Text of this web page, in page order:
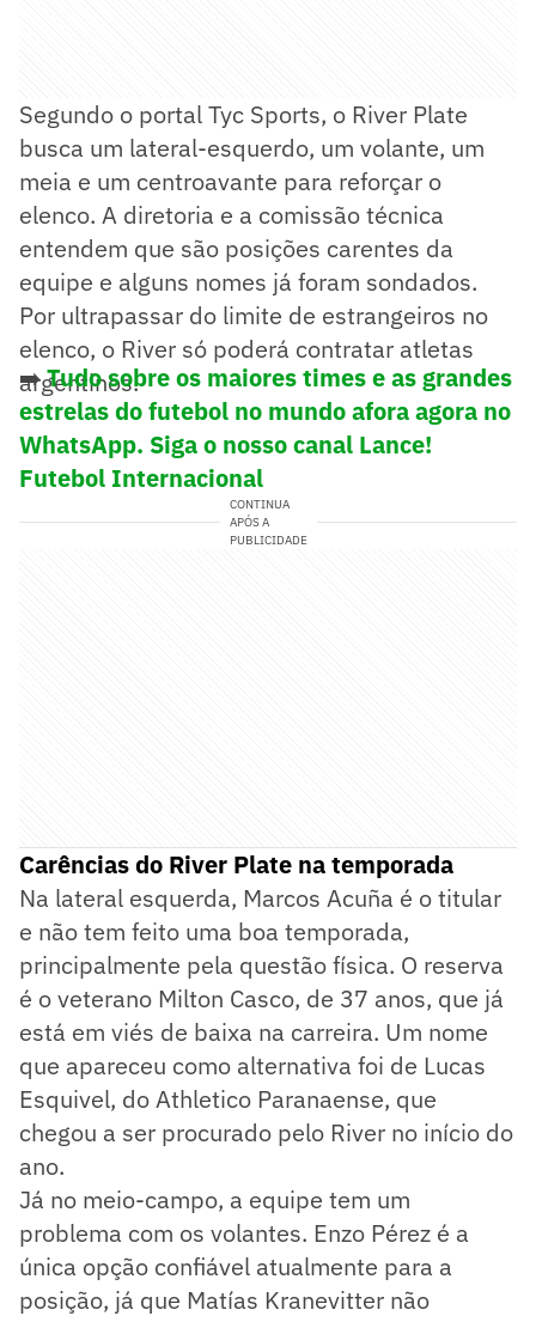
Segundo o portal Tyc Sports, o River Plate
busca um lateral-esquerdo, um volante, um
meia e um centroavante para reforçar o
elenco. A diretoria e a comissão técnica
entendem que são posições carentes da
equipe e alguns nomes já foram sondados.
Por ultrapassar do limite de estrangeiros no
elenco, o River só poderá contratar atletas
argentinos.
➡️Tudo sobre os maiores times e as grandes
estrelas do futebol no mundo afora agora no
WhatsApp. Siga o nosso canal Lance!
Futebol Internacional
CONTINUA
APÓS A
PUBLICIDADE
Carências do River Plate na temporada
Na lateral esquerda, Marcos Acuña é o titular
e não tem feito uma boa temporada,
principalmente pela questão física. O reserva
é o veterano Milton Casco, de 37 anos, que já
está em viés de baixa na carreira. Um nome
que apareceu como alternativa foi de Lucas
Esquivel, do Athletico Paranaense, que
chegou a ser procurado pelo River no início do
ano.
Já no meio-campo, a equipe tem um
problema com os volantes. Enzo Pérez é a
única opção confiável atualmente para a
posição, já que Matías Kranevitter não